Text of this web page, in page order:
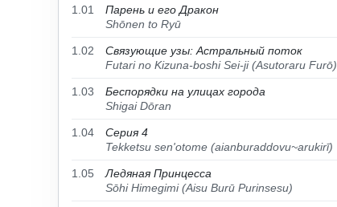
1.01
Парень и его Дракон
Shōnen to Ryū
1.02
Связующие узы: Астральный поток
Futari no Kizuna-boshi Sei-ji (Asutoraru Furō)
1.03
Беспорядки на улицах города
Shigai Dōran
1.04
Серия 4
Tekketsu sen'otome (aianburaddovu~arukirī)
1.05
Ледяная Принцесса
Sōhi Himegimi (Aisu Burū Purinsesu)